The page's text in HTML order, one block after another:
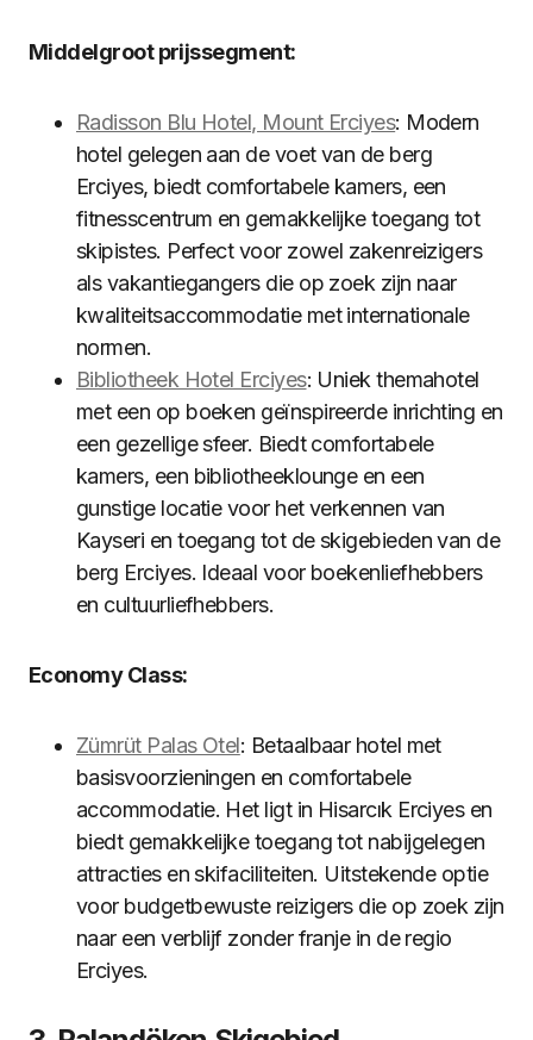
Middelgroot prijssegment:
Radisson Blu Hotel, Mount Erciyes: Modern
hotel gelegen aan de voet van de berg
Erciyes, biedt comfortabele kamers, een
fitnesscentrum en gemakkelijke toegang tot
skipistes. Perfect voor zowel zakenreizigers
als vakantiegangers die op zoek zijn naar
kwaliteitsaccommodatie met internationale
normen.
Bibliotheek Hotel Erciyes: Uniek themahotel
met een op boeken geïnspireerde inrichting en
een gezellige sfeer. Biedt comfortabele
kamers, een bibliotheeklounge en een
gunstige locatie voor het verkennen van
Kayseri en toegang tot de skigebieden van de
berg Erciyes. Ideaal voor boekenliefhebbers
en cultuurliefhebbers.
Economy Class:
Zümrüt Palas Otel: Betaalbaar hotel met
basisvoorzieningen en comfortabele
accommodatie. Het ligt in Hisarcık Erciyes en
biedt gemakkelijke toegang tot nabijgelegen
attracties en skifaciliteiten. Uitstekende optie
voor budgetbewuste reizigers die op zoek zijn
naar een verblijf zonder franje in de regio
Erciyes.